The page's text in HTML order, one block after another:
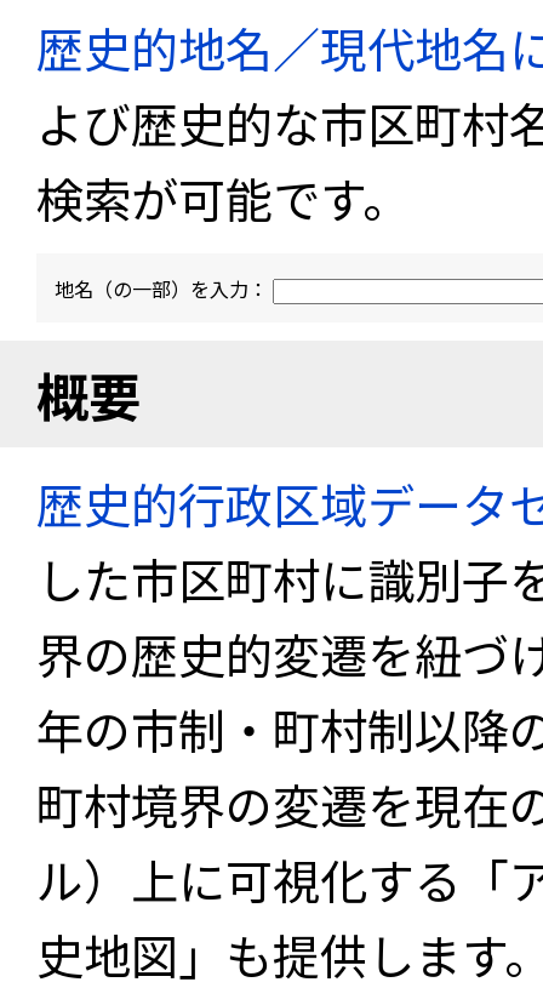
歴史的地名／現代地名
よび歴史的な市区町村
検索が可能です。
地名（の一部）を入力：
概要
歴史的行政区域データ
した市区町村に識別子
界の歴史的変遷を紐づ
年の市制・町村制以降
町村境界の変遷を現在
ル）上に可視化する「
史地図」も提供します